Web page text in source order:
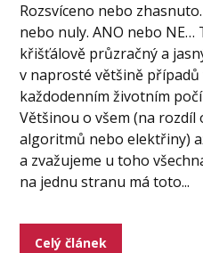
Rozsvíceno nebo
nebo nuly. ANO nebo
křišťálově průzračný a
v naprosté většině
každodenním životním
Většinou o všem (na rozdíl
algoritmů nebo elektřiny)
a zvažujeme u toho
na jednu stranu má toto...
Celý článek